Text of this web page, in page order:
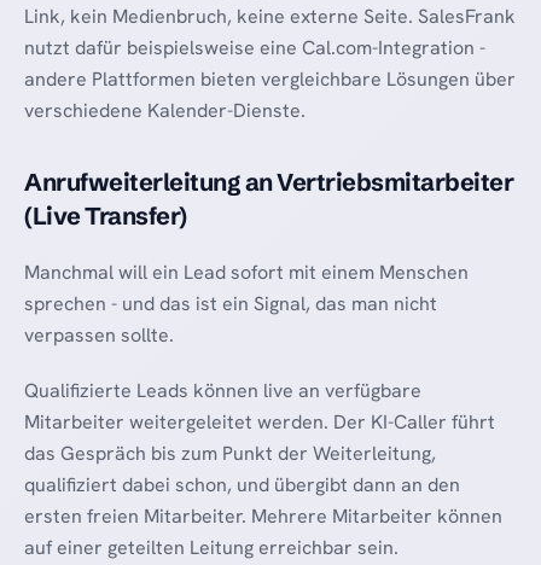
Link, kein Medienbruch, keine externe Seite. SalesFrank
nutzt dafür beispielsweise eine Cal.com-Integration -
andere Plattformen bieten vergleichbare Lösungen über
verschiedene Kalender-Dienste.
Anrufweiterleitung an Vertriebsmitarbeiter
(Live Transfer)
Manchmal will ein Lead sofort mit einem Menschen
sprechen - und das ist ein Signal, das man nicht
verpassen sollte.
Qualifizierte Leads können live an verfügbare
Mitarbeiter weitergeleitet werden. Der KI-Caller führt
das Gespräch bis zum Punkt der Weiterleitung,
qualifiziert dabei schon, und übergibt dann an den
ersten freien Mitarbeiter. Mehrere Mitarbeiter können
auf einer geteilten Leitung erreichbar sein.